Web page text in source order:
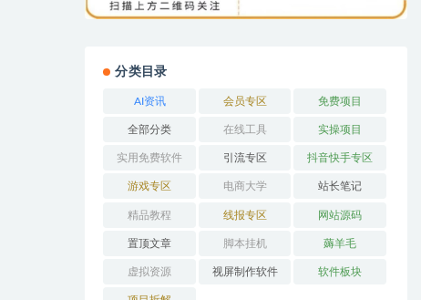
分类目录
AI资讯 会员专区 免费项目
全部分类 在线工具 实操项目
实用免费软件 引流专区 抖音快手专区
游戏专区 电商大学 站长笔记
精品教程 线报专区 网站源码
置顶文章 脚本挂机 薅羊毛
虚拟资源 视屏制作软件 软件板块